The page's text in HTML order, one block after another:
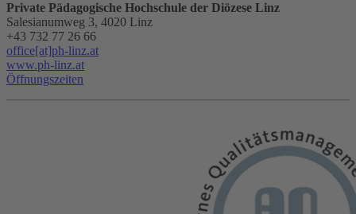
Private Pädagogische Hochschule der Diözese Linz
Salesianumweg 3, 4020 Linz
+43 732 77 26 66
office[at]ph-linz.at
www.ph-linz.at
Öffnungszeiten